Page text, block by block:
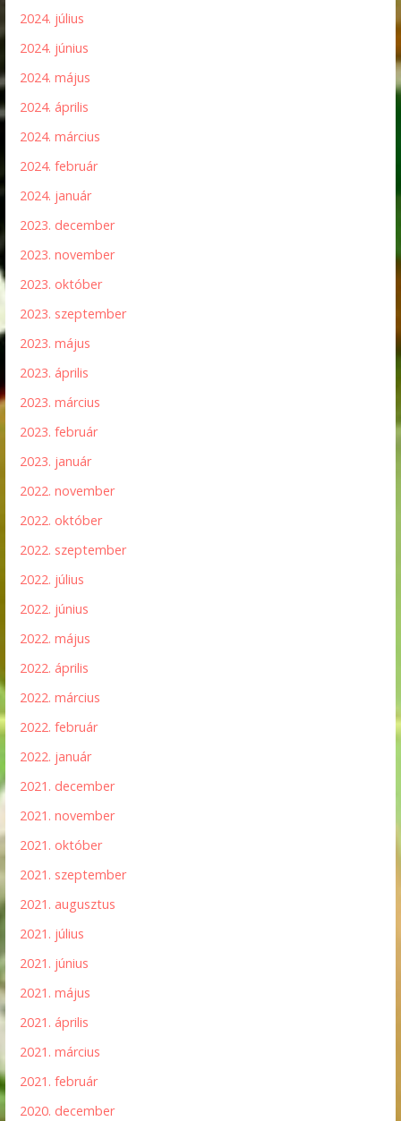
2024. július
2024. június
2024. május
2024. április
2024. március
2024. február
2024. január
2023. december
2023. november
2023. október
2023. szeptember
2023. május
2023. április
2023. március
2023. február
2023. január
2022. november
2022. október
2022. szeptember
2022. július
2022. június
2022. május
2022. április
2022. március
2022. február
2022. január
2021. december
2021. november
2021. október
2021. szeptember
2021. augusztus
2021. július
2021. június
2021. május
2021. április
2021. március
2021. február
2020. december